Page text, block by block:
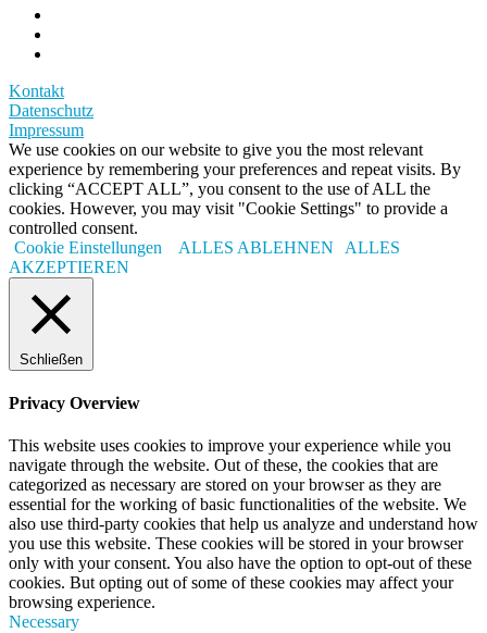
Kontakt
Datenschutz
Impressum
We use cookies on our website to give you the most relevant
experience by remembering your preferences and repeat visits. By
clicking “ACCEPT ALL”, you consent to the use of ALL the
cookies. However, you may visit "Cookie Settings" to provide a
controlled consent.
Cookie Einstellungen
ALLES ABLEHNEN
ALLES
AKZEPTIEREN
Schließen
Privacy Overview
This website uses cookies to improve your experience while you
navigate through the website. Out of these, the cookies that are
categorized as necessary are stored on your browser as they are
essential for the working of basic functionalities of the website. We
also use third-party cookies that help us analyze and understand how
you use this website. These cookies will be stored in your browser
only with your consent. You also have the option to opt-out of these
cookies. But opting out of some of these cookies may affect your
browsing experience.
Necessary